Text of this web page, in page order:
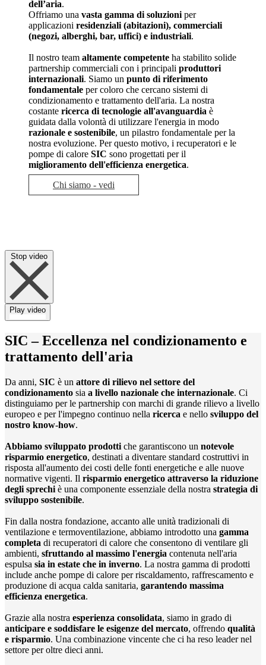
dell’aria.
Offriamo una vasta gamma di soluzioni per
applicazioni residenziali (abitazioni), commerciali
(negozi, alberghi, bar, uffici) e industriali.
Il nostro team altamente competente ha stabilito solide
partnership commerciali con i principali produttori
internazionali. Siamo un punto di riferimento
fondamentale per coloro che cercano sistemi di
condizionamento e trattamento dell'aria. La nostra
costante ricerca di tecnologie all'avanguardia è
guidata dalla volontà di utilizzare l'energia in modo
razionale e sostenibile, un pilastro fondamentale per la
nostra evoluzione. Per questo motivo, i recuperatori e le
pompe di calore SIC sono progettati per il
miglioramento dell'efficienza energetica.
Chi siamo - vedi
Stop video
Play video
SIC – Eccellenza nel condizionamento e
trattamento dell'aria
Da anni, SIC è un attore di rilievo nel settore del
condizionamento sia a livello nazionale che internazionale. Ci
distinguiamo per le partnership con marchi di grande rilievo a livello
europeo e per l'impegno continuo nella ricerca e nello sviluppo del
nostro know-how.
Abbiamo sviluppato prodotti che garantiscono un notevole
risparmio energetico, destinati a diventare standard costruttivi in
risposta all'aumento dei costi delle fonti energetiche e alle nuove
normative vigenti. Il risparmio energetico attraverso la riduzione
degli sprechi è una componente essenziale della nostra strategia di
sviluppo sostenibile.
Fin dalla nostra fondazione, accanto alle unità tradizionali di
ventilazione e termoventilazione, abbiamo introdotto una gamma
completa di recuperatori di calore che consentono di ventilare gli
ambienti, sfruttando al massimo l'energia contenuta nell'aria
espulsa sia in estate che in inverno. La nostra gamma di prodotti
include anche pompe di calore per riscaldamento, raffrescamento e
produzione di acqua calda sanitaria, garantendo massima
efficienza energetica.
Grazie alla nostra esperienza consolidata, siamo in grado di
anticipare e soddisfare le esigenze del mercato, offrendo qualità
e risparmio. Una combinazione vincente che ci ha reso leader nel
settore per oltre dieci anni.